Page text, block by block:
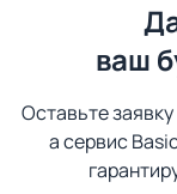
ваш
Оставьте
а сервис